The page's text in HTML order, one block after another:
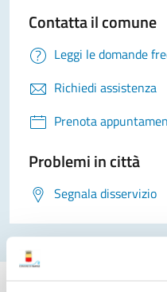
Contatta il comune
Leggi le domande
Richiedi assistenza
Prenota
Problemi in città
Segnala disservizio